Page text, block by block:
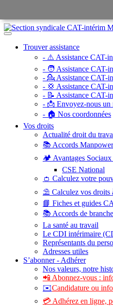
Toggle
navigationTrouver assistance
- ⚠️ Assistance CAT-
- 🧑 Assistance CAT-
- 💁 Assistance CAT-
- 💢 Assistance CAT-
- 📝 Assistance CAT-
- 📩 Envoyez-nous un
- 🏠 Nos coordonnées
Vos droits
Actualité droit du
📚 Accords Manpower
🏕️ Avantages
CSE National
👛 Calculez votre
⛱️ Calculez vos droits
📘 Fiches et guides
📚 Accords de branche
La santé au travail
Le CDI intérimaire
Représentants du
Adresses utiles
S’abonner - Adhérer
Nos valeurs, notre
📲 Abonnez-vous :
✉️Candidature ou
💳 Adhérez en ligne,